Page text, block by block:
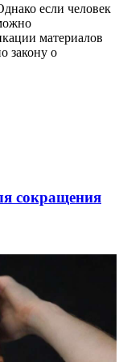
если человек
материалов
закону о
сокращения